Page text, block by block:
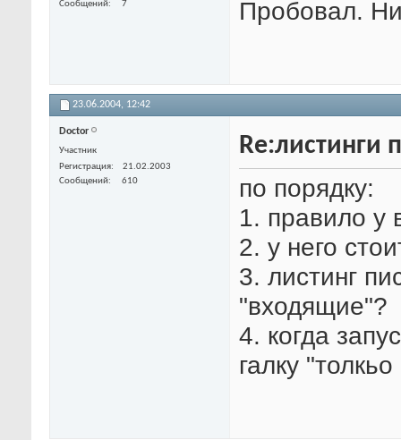
Сообщений
7 Пробовал.
23.06.2004, 12:42
Doctor
Участник
Регистрация
21.02.2003
Сообщений
610
Re:листинги
по порядку:
1. правило у
2. у него
3. листинг
"входящие"?
4. когда
галку